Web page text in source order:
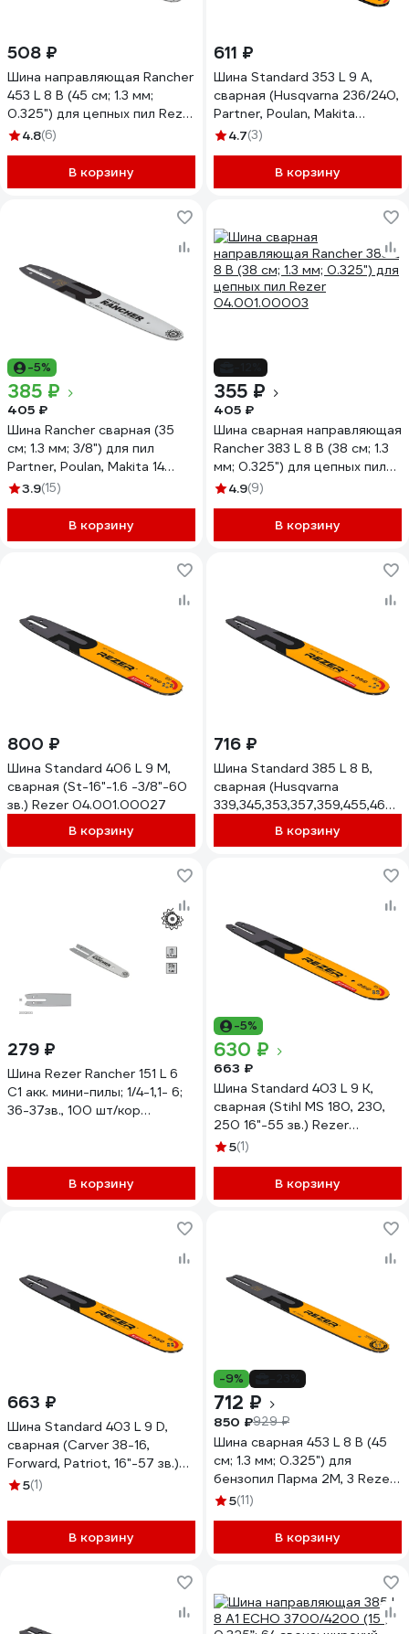
508 ₽
Шина направляющая Rancher
453 L 8 B (45 см; 1.3 мм;
0.325") для цепных пил Rezer
04.001.00005
4.8(6)
В корзину
611 ₽
Шина Standard 353 L 9 A,
сварная (Husqvarna 236/240,
Partner, Poulan, Makita
14"-52зв.) Rezer
4.7(3)
В корзину
-5%
385 ₽
405 ₽
Шина Rancher сварная (35
см; 1.3 мм; 3/8") для пил
Partner, Poulan, Makita 14
Rezer 04.001.00001
3.9(15)
В корзину
355 ₽
405 ₽
Шина сварная направляющая
Rancher 383 L 8 B (38 см; 1.3
мм; 0.325") для цепных пил
Rezer 04.001.00003
4.9(9)
В корзину
800 ₽
Шина Standard 406 L 9 M,
сварная (St-16"-1.6 -3/8"-60
зв.) Rezer 04.001.00027
В корзину
716 ₽
Шина Standard 385 L 8 B,
сварная (Husqvarna
15"-64 зв.) Rezer
04.001.00019
В корзину
279 ₽
Шина Rezer Rancher 151 L 6
C1 акк. мини-пилы; 1/4-1,1- 6;
36-37зв., 100 шт/кор
В корзину
-5%
630 ₽
663 ₽
Шина Standard 403 L 9 K,
сварная (Stihl MS 180, 230,
250 16"-55 зв.) Rezer
04.001.00023
5(1)
В корзину
663 ₽
Шина Standard 403 L 9 D,
сварная (Carver 38-16,
Forward, Patriot, 16"-57 зв.)
Rezer 04.001.00022
5(1)
В корзину
-9%
712 ₽
850 ₽929 ₽
Шина сварная 453 L 8 В (45
см; 1.3 мм; 0.325") для
бензопил Парма 2М, 3 Rezer
03.016.00014
5(11)
В корзину